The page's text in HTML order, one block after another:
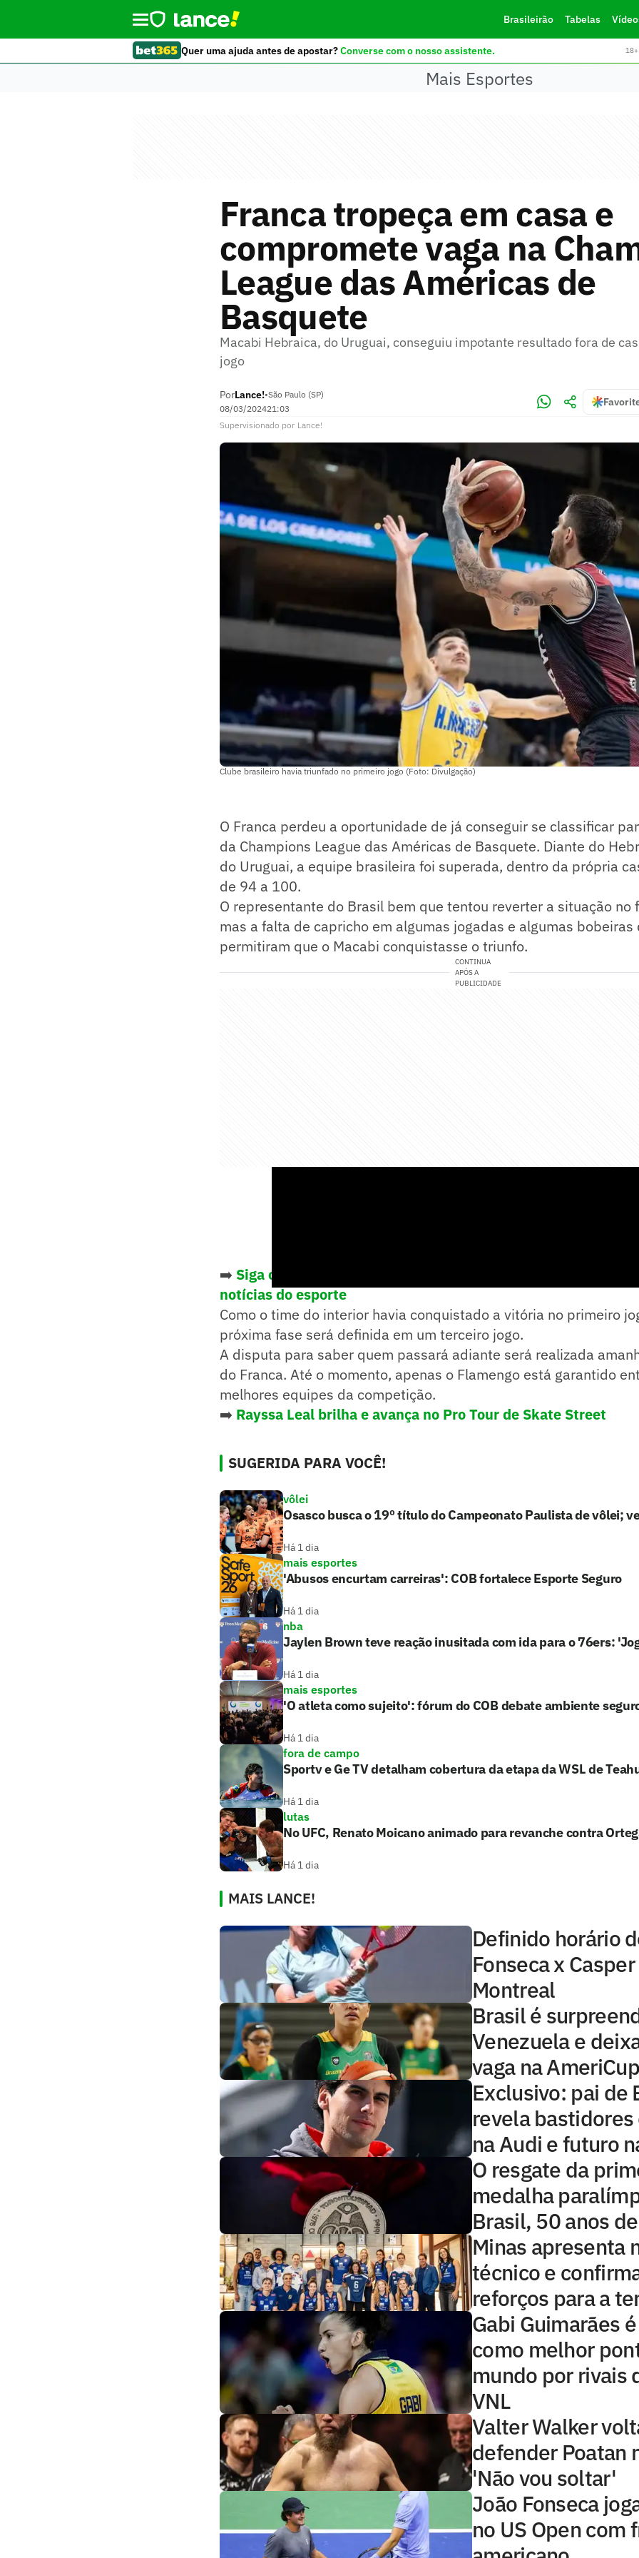
Brasileirão Tabelas
Quer uma ajuda antes de apostar?Converse com o nosso assistente.
Mais Esportes
Franca tropeça em casa e
compromete vaga na
League das Américas de
Basquete
Macabi Hebraica, do Uruguai, conseguiu impotante resultado fora de
jogo
PorLance!•São Paulo (SP)
08/03/202421:03
Supervisionado por Lance!
Clube brasileiro havia triunfado no primeiro jogo (Foto: Divulgação)
O Franca perdeu a oportunidade de já conseguir se classificar
da Champions League das Américas de Basquete. Diante do
do Uruguai, a equipe brasileira foi superada, dentro da própria
de 94 a 100.
O representante do Brasil bem que tentou reverter a situação no
mas a falta de capricho em algumas jogadas e algumas bobeiras
permitiram que o Macabi conquistasse o triunfo.
CONTINUA
APÓS A
PUBLICIDADE
➡️ Siga o Lance! no WhatsApp e acompanhe em tempo real as
notícias do esporte
Como o time do interior havia conquistado a vitória no primeiro
próxima fase será definida em um terceiro jogo.
A disputa para saber quem passará adiante será realizada
do Franca. Até o momento, apenas o Flamengo está garantido
melhores equipes da competição.
➡️ Rayssa Leal brilha e avança no Pro Tour de Skate Street
SUGERIDA PARA VOCÊ!
vôlei
Osasco busca o 19º título do Campeonato Paulista de vôlei;
Há 1 dia
mais esportes
'Abusos encurtam carreiras': COB fortalece Esporte Seguro
Há 1 dia
nba
Jaylen Brown teve reação inusitada com ida para o 76ers:
Há 1 dia
mais esportes
'O atleta como sujeito': fórum do COB debate ambiente
Há 1 dia
fora de campo
Sportv e Ge TV detalham cobertura da etapa da WSL de
Há 1 dia
lutas
No UFC, Renato Moicano animado para revanche contra
Há 1 dia
MAIS LANCE!
Definido horário
Fonseca x
Montreal
Brasil é
Venezuela e
vaga na
Exclusivo: pai de
revela
na Audi e futuro
O resgate da
medalha
Brasil, 50 anos
Minas apresenta
técnico e
reforços para a
Gabi Guimarães
como melhor
mundo por rivais
VNL
Valter Walker
defender Poatan
'Não vou soltar'
João Fonseca
no US Open com